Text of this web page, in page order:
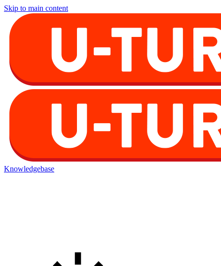
Skip to main content
Knowledgebase